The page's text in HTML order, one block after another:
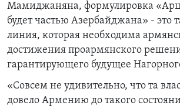
Мамиджаняна, формулировка
будет частью Азербайджана» - это
линия, которая необходима
достижения проармянского
гарантирующего будущее
«Совсем не удивительно, что та
довело Армению до такого